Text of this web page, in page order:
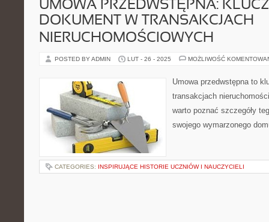
UMOWA PRZEDWSTĘPNA:
DOKUMENT W TRANSAKCJACH
NIERUCHOMOŚCIOWYCH
POSTED BY ADMIN LUT - 26 - 2025 MOŻLIWOŚĆ
Umowa przedwstępna to
transakcjach
warto poznać szczegóły
swojego wymarzonego
CATEGORIES: INSPIRUJĄCE HISTORIE UCZNIÓW I NAUCZYCIELI